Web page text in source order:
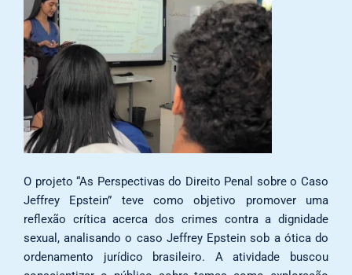
O projeto “As Perspectivas do Direito Penal sobre o Caso
Jeffrey Epstein” teve como objetivo promover uma
reflexão crítica acerca dos crimes contra a dignidade
sexual, analisando o caso Jeffrey Epstein sob a ótica do
ordenamento jurídico brasileiro. A atividade buscou